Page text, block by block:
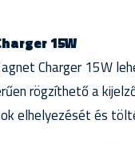
15W
Charger 15W
rögzíthető a
elhelyezését és